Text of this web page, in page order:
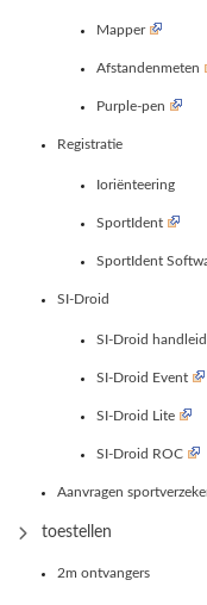
Mapper
Afstandenmeten
Purple-pen
Registratie
Ioriënteering
SportIdent
SportIdent
SI-Droid
SI-Droid
SI-Droid Event
SI-Droid Lite
SI-Droid ROC
Aanvragen
toestellen
2m ontvangers